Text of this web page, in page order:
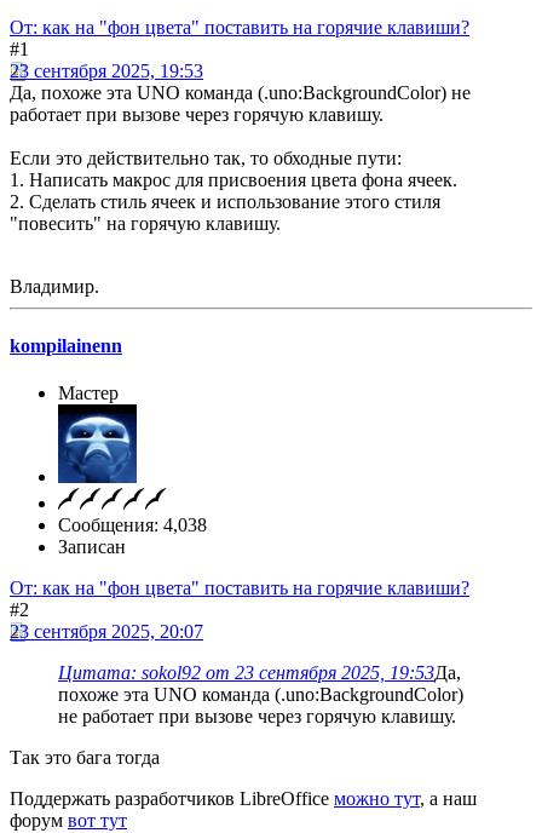
От: как на "фон цвета" поставить на горячие клавиши?
#1
23 сентября 2025, 19:53
Да, похоже эта UNO команда (.uno:BackgroundColor) не
работает при вызове через горячую клавишу.
Если это действительно так, то обходные пути:
1. Написать макрос для присвоения цвета фона ячеек.
2. Сделать стиль ячеек и использование этого стиля
"повесить" на горячую клавишу.
Владимир.
kompilainenn
Мастер
Сообщения: 4,038
Записан
От: как на "фон цвета" поставить на горячие клавиши?
#2
23 сентября 2025, 20:07
Цитата: sokol92 от 23 сентября 2025, 19:53Да,
похоже эта UNO команда (.uno:BackgroundColor)
не работает при вызове через горячую клавишу.
Так это бага тогда
Поддержать разработчиков LibreOffice можно тут, а наш
форум вот тут